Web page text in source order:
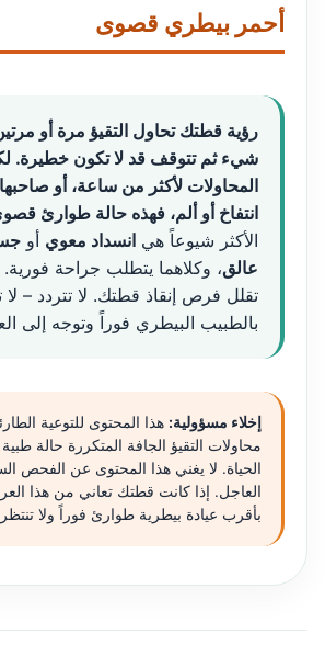
أحمر بيطري قصوى
رؤية قطتك تحاول التقيؤ مرة أو
شيء ثم تتوقف قد لا تكون خطيرة.
المحاولات لأكثر من ساعة، أو
انتفاخ أو ألم، فهذه حالة طوارئ
الأكثر شيوعاً هي انسداد معوي أو
عالق، وكلاهما يتطلب جراحة
تقلل فرص إنقاذ قطتك. لا تتردد –
بالطبيب البيطري فوراً وتوجه إلى
إخلاء مسؤولية: هذا المحتوى للتوعية
محاولات التقيؤ الجافة المتكررة حالة
الحياة. لا يغني هذا المحتوى عن الفحص
العاجل. إذا كانت قطتك تعاني من هذا
بأقرب عيادة بيطرية طوارئ فوراً ولا